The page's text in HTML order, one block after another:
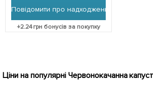
Повідомити про надходження
+2.24грн бонусів за покупку
Ціни на популярні Червонокачанна